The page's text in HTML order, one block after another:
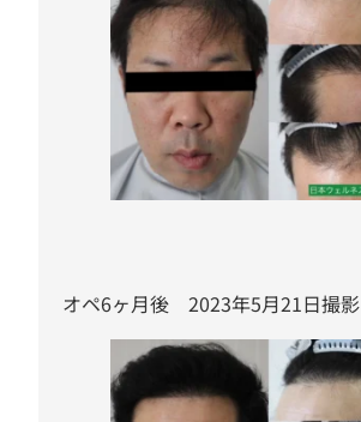
オペ6ヶ月後 2023年5月21日撮影